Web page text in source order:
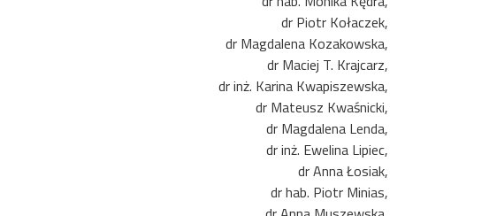
dr Piotr Kołaczek,
dr Magdalena Kozakowska,
dr Maciej T. Krajcarz,
dr inż. Karina Kwapiszewska,
dr Mateusz Kwaśnicki,
dr Magdalena Lenda,
dr inż. Ewelina Lipiec,
dr Anna Łosiak,
dr hab. Piotr Minias,